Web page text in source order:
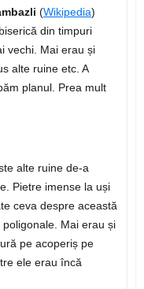
(Wikipedia)
din timpuri
vechi. Mai erau și
alte ruine etc. A
planul. Prea mult
alte ruine de-a
Pietre imense la uși
ceva despre această
Mai erau și
pe acoperiș pe
ele erau încă